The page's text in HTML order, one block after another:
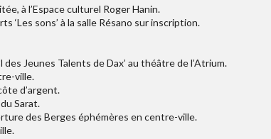
à l’Espace culturel Roger Hanin.
‘Les sons’ à la salle Résano sur inscription.
Jeunes Talents de Dax’ au théâtre de l’Atrium.
ville.
d’argent.
Sarat.
des Berges éphémères en centre-ville.